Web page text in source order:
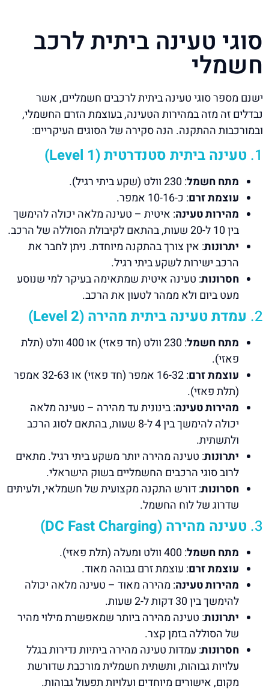
סוגי טעינה ביתית לרכב
חשמלי
ישנם מספר סוגי טעינה ביתית לרכבים חשמליים, אשר
נבדלים זה מזה במהירות הטעינה, בעוצמת הזרם החשמלי,
ובמורכבות ההתקנה. הנה סקירה של הסוגים העיקריים:
1. טעינה ביתית סטנדרטית (Level 1)
מתח חשמל: 230 וולט (שקע ביתי רגיל).
עוצמת זרם: כ-10-16 אמפר.
מהירות טעינה: איטית – טעינה מלאה יכולה להימשך
בין 10 ל-20 שעות, בהתאם לקיבולת הסוללה של הרכב.
יתרונות: אין צורך בהתקנה מיוחדת. ניתן לחבר את
הרכב ישירות לשקע ביתי רגיל.
חסרונות: טעינה איטית שמתאימה בעיקר למי שנוסע
מעט ביום ולא ממהר לטעון את הרכב.
2. עמדת טעינה ביתית מהירה (Level 2)
מתח חשמל
: 230 וולט (חד פאזי) או 400 וולט (תלת
פאזי).
עוצמת זרם
: 16-32 אמפר (חד פאזי) או 32-63 אמפר
(תלת פאזי).
מהירות טעינה: בינונית עד מהירה – טעינה מלאה
יכולה להימשך בין 4 ל-8 שעות, בהתאם לסוג הרכב
ולתשתית.
יתרונות: טעינה מהירה יותר משקע ביתי רגיל. מתאים
לרוב סוגי הרכבים החשמליים בשוק הישראלי.
חסרונות: דורש התקנה מקצועית של חשמלאי, ולעיתים
שדרוג של לוח החשמל.
3. טעינה מהירה (DC Fast Charging)
מתח חשמל: 400 וולט ומעלה (תלת פאזי).
עוצמת זרם: עוצמת זרם גבוהה מאוד.
מהירות טעינה: מהירה מאוד – טעינה מלאה יכולה
להימשך בין 30 דקות ל-2 שעות.
יתרונות: טעינה מהירה ביותר שמאפשרת מילוי מהיר
של הסוללה בזמן קצר.
חסרונות: עמדות טעינה מהירה ביתיות נדירות בגלל
עלויות גבוהות, ותשתית חשמלית מורכבת שדורשת
מקום, אישורים מיוחדים ועלויות תפעול גבוהות.